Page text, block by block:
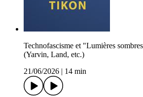
Technofascisme et "Lumières
(Yarvin, Land, etc.)
21/06/2026
14 min